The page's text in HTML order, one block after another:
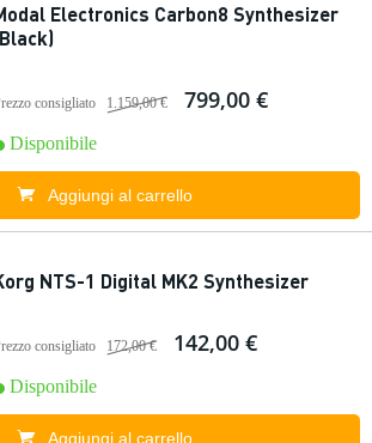
Electronics Carbon8 Synthesizer
consigliato 1.159,00 € 799,00 €
Disponibile
Aggiungi al carrello
NTS-1 Digital MK2 Synthesizer
consigliato 172,00 € 142,00 €
Disponibile
Aggiungi al carrello